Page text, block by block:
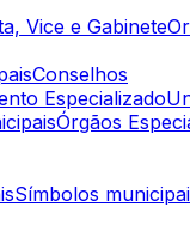
Vice e Gabinete
Conselhos
Especializado
Órgãos
Símbolos